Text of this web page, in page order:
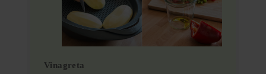
Vinagreta